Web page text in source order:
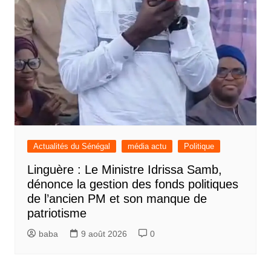
Actualités du Sénégal média actu Politique
Linguère : Le Ministre Idrissa Samb,
dénonce la gestion des fonds politiques
de l’ancien PM et son manque de
patriotisme
baba 9 août 2026 0